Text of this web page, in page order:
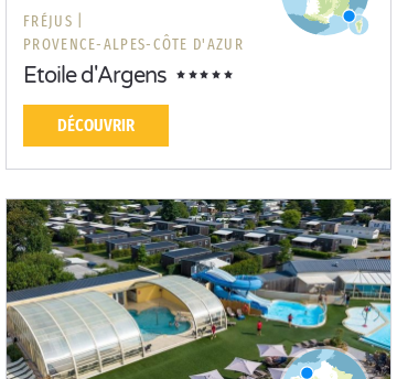
FRÉJUS |
PROVENCE-ALPES-CÔTE D'AZUR
Etoile d'Argens
DÉCOUVRIR